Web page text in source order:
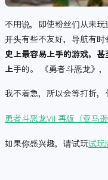
不用说，即使粉丝们从未玩
开头有些不友好，导航有
史上最容易上手的游戏，
上手的。 《勇者斗恶龙》
我不着急，所以会等打折
勇者斗恶龙VII 再版（亚马逊
如果你感兴趣，请试玩试玩